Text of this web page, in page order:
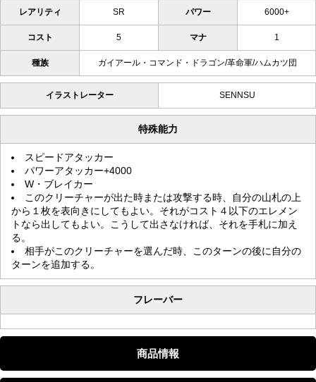
レアリティ SR パワー 6000+
コスト 5 マナ 1
種族 ガイアール・コマンド・ドラゴン/革命軍/ハムカツ団
イラストレーター SENNSU
特殊能力
スピードアタッカー
パワーアタッカー+4000
W・ブレイカー
このクリーチャーが出た時または攻撃する時、自分の山札の上
から１枚を表向きにしてもよい。それがコスト４以下のエレメン
トなら出してもよい。こうして出さなければ、それを手札に加え
る。
相手がこのクリーチャーを選んだ時、このターンの後に自分の
ターンを追加する。
フレーバー
商品情報